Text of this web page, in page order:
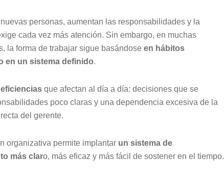
personas, aumentan las responsabilidades y la
cada vez más atención. Sin embargo, en muchas
la forma de trabajar sigue basándose en hábitos
en un sistema definido.
que afectan al día a día: decisiones que se
poco claras y una dependencia excesiva de la
del gerente.
organizativa permite implantar un sistema de
más claro, más eficaz y más fácil de sostener en el tiempo.